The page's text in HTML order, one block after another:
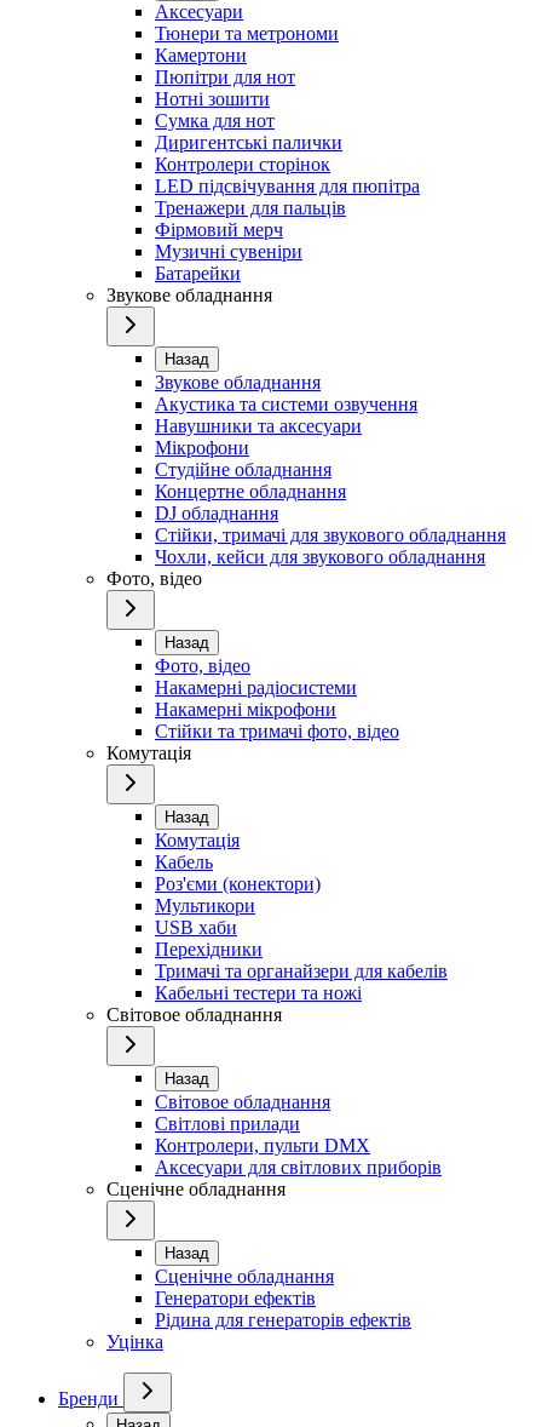
Аксесуари
Тюнери та метрономи
Камертони
Пюпітри для нот
Нотні зошити
Сумка для нот
Диригентські палички
Контролери сторінок
LED підсвічування для пюпітра
Тренажери для пальців
Фірмовий мерч
Музичні сувеніри
Батарейки
Звукове обладнання
Назад
Звукове обладнання
Акустика та системи озвучення
Навушники та аксесуари
Мікрофони
Студійне обладнання
Концертне обладнання
DJ обладнання
Стійки, тримачі для звукового обладнання
Чохли, кейси для звукового обладнання
Фото, відео
Назад
Фото, відео
Накамерні радіосистеми
Накамерні мікрофони
Стійки та тримачі фото, відео
Комутація
Назад
Комутація
Кабель
Роз'єми (конектори)
Мультикори
USB хаби
Перехідники
Тримачі та органайзери для кабелів
Кабельні тестери та ножі
Світовое обладнання
Назад
Світовое обладнання
Світлові прилади
Контролери, пульти DMX
Аксесуари для світлових приборів
Сценічне обладнання
Назад
Сценічне обладнання
Генератори ефектів
Рідина для генераторів ефектів
Уцінка
Бренди